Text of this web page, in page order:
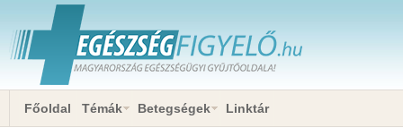
Főoldal Témák Betegségek Linktár